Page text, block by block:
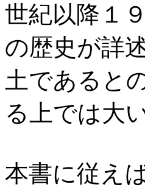
世紀以降１
の歴史が詳
土であると
る上では大
本書に従え